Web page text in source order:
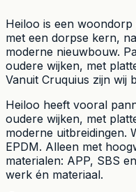
Heiloo is een
met een dorpse kern,
moderne nieuwbouw.
oudere wijken, met
Vanuit Cruquius zijn wij
Heiloo heeft vooral
oudere wijken, met
moderne uitbreidingen.
EPDM. Alleen met
materialen: APP, SBS
werk én materiaal.